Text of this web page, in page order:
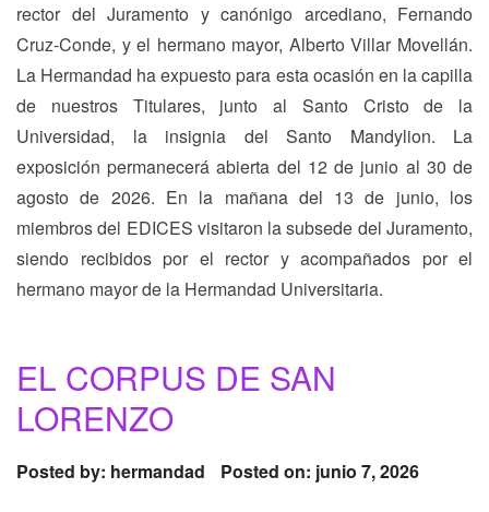
rector del Juramento y canónigo arcediano, Fernando
Cruz-Conde, y el hermano mayor, Alberto Villar Movellán.
La Hermandad ha expuesto para esta ocasión en la capilla
de nuestros Titulares, junto al Santo Cristo de la
Universidad, la insignia del Santo Mandylion. La
exposición permanecerá abierta del 12 de junio al 30 de
agosto de 2026. En la mañana del 13 de junio, los
miembros del EDICES visitaron la subsede del Juramento,
siendo recibidos por el rector y acompañados por el
hermano mayor de la Hermandad Universitaria.
EL CORPUS DE SAN
LORENZO
Posted by: hermandad Posted on: junio 7, 2026